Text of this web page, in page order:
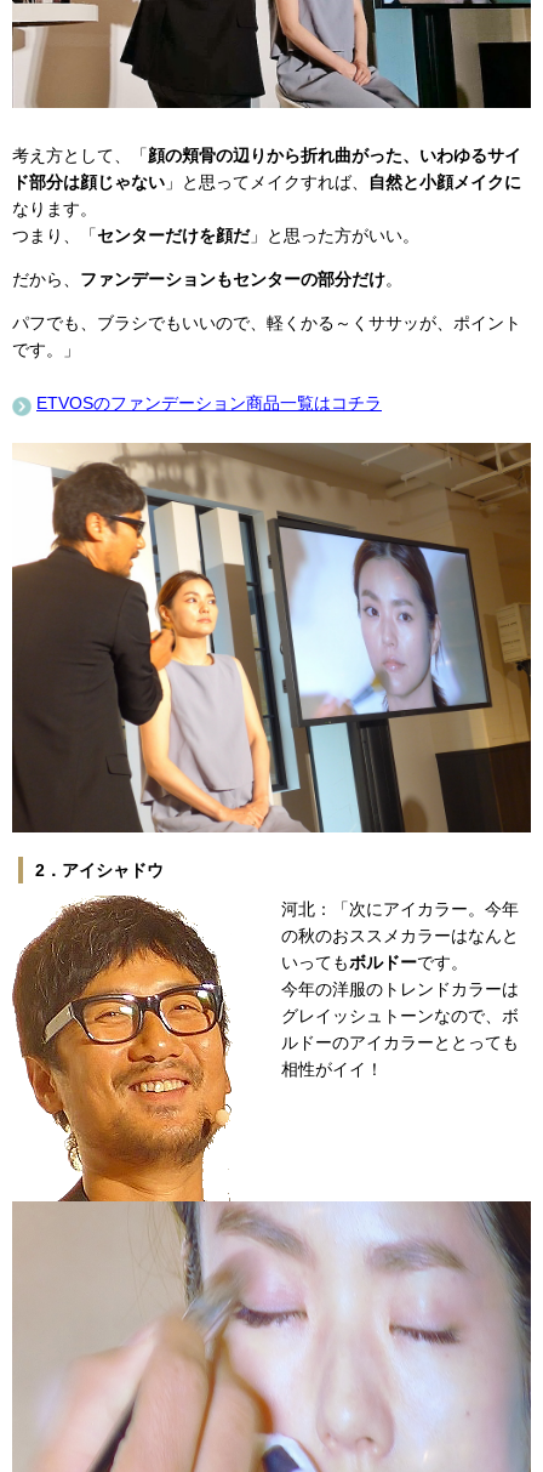
考え方として、「顔の頬骨の辺りから折れ曲がった、いわゆるサイ
ド部分は顔じゃない 」と思ってメイクすれば、
自然と小顔メイクに
なります。
つまり、「センターだけを顔だ」と思った方がいい。
だから、 ファンデーションもセンターの部分だけ。
パフでも、ブラシでもいいので、軽くかる～くササッが、ポイント
です。」
ETVOSのファンデーション商品一覧はコチラ
2．アイシャドウ
河北：「次にアイカラー。今年
の秋のおススメカラーはなんと
いってもボルドーです。
今年の洋服のトレンドカラーは
グレイッシュトーンなので、ボ
ルドーのアイカラーととっても
相性がイイ！